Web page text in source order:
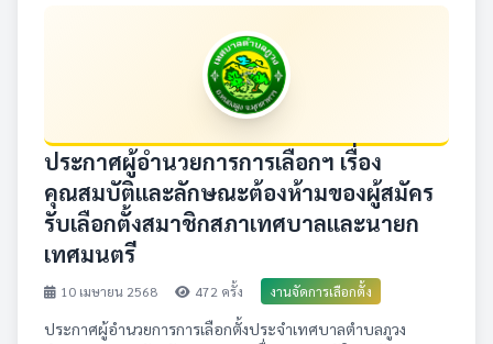
ประกาศผู้อำนวยการการเลือกฯ เรื่อง
คุณสมบัติและลักษณะต้องห้ามของผู้สมัคร
รับเลือกตั้งสมาชิกสภาเทศบาลและนายก
เทศมนตรี
10 เมษายน 2568 472 ครั้ง งานจัดการเลือกตั้ง
ประกาศผู้อำนวยการการเลือกตั้งประจำเทศบาลตำบลภูวง